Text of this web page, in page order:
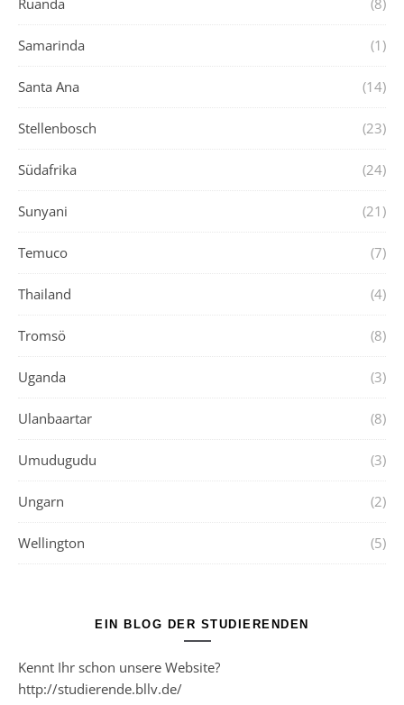
Samarinda (1)
Santa Ana (14)
Stellenbosch (23)
Südafrika (24)
Sunyani (21)
Temuco (7)
Thailand (4)
Tromsö (8)
Uganda (3)
Ulanbaartar (8)
Umudugudu (3)
Ungarn (2)
Wellington (5)
EIN BLOG DER STUDIERENDEN
Kennt Ihr schon unsere Website?
http://studierende.bllv.de/